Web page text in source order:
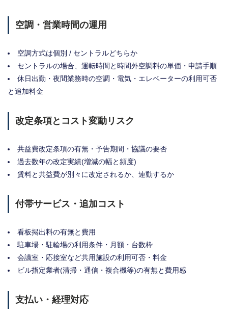
空調・営業時間の運用
空調方式は個別 / セントラルどちらか
セントラルの場合、運転時間と時間外空調料の単価・申請手順
休日出勤・夜間業務時の空調・電気・エレベーターの利用可否
と追加料金
改定条項とコスト変動リスク
共益費改定条項の有無・予告期間・協議の要否
過去数年の改定実績(増減の幅と頻度)
賃料と共益費が別々に改定されるか、連動するか
付帯サービス・追加コスト
看板掲出料の有無と費用
駐車場・駐輪場の利用条件・月額・台数枠
会議室・応接室など共用施設の利用可否・料金
ビル指定業者(清掃・通信・複合機等)の有無と費用感
支払い・経理対応